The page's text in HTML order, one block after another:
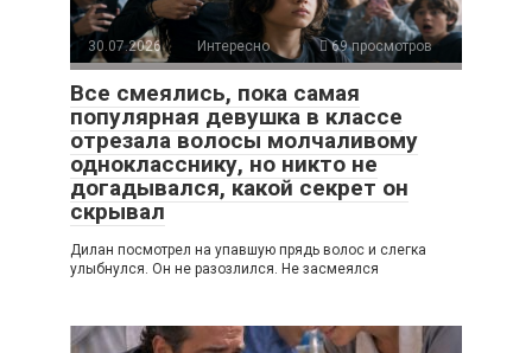
30.07.2026 Интересно 69 просмотров
Все смеялись, пока самая
популярная девушка в классе
отрезала волосы молчаливому
однокласснику, но никто не
догадывался, какой секрет он
скрывал
Дилан посмотрел на упавшую прядь волос и слегка
улыбнулся. Он не разозлился. Не засмеялся